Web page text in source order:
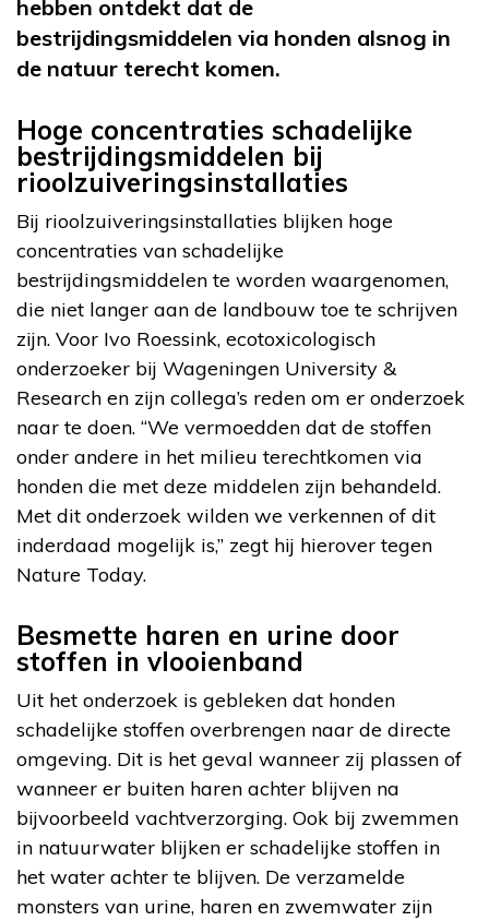
hebben ontdekt dat de
bestrijdingsmiddelen via honden alsnog in
de natuur terecht komen.
Hoge concentraties schadelijke
bestrijdingsmiddelen bij
rioolzuiveringsinstallaties
Bij rioolzuiveringsinstallaties blijken hoge
concentraties van schadelijke
bestrijdingsmiddelen te worden waargenomen,
die niet langer aan de landbouw toe te schrijven
zijn. Voor Ivo Roessink, ecotoxicologisch
onderzoeker bij Wageningen University &
Research en zijn collega’s reden om er onderzoek
naar te doen. “We vermoedden dat de stoffen
onder andere in het milieu terechtkomen via
honden die met deze middelen zijn behandeld.
Met dit onderzoek wilden we verkennen of dit
inderdaad mogelijk is,” zegt hij hierover tegen
Nature Today.
Besmette haren en urine door
stoffen in vlooienband
Uit het onderzoek is gebleken dat honden
schadelijke stoffen overbrengen naar de directe
omgeving. Dit is het geval wanneer zij plassen of
wanneer er buiten haren achter blijven na
bijvoorbeeld vachtverzorging. Ook bij zwemmen
in natuurwater blijken er schadelijke stoffen in
het water achter te blijven. De verzamelde
monsters van urine, haren en zwemwater zijn